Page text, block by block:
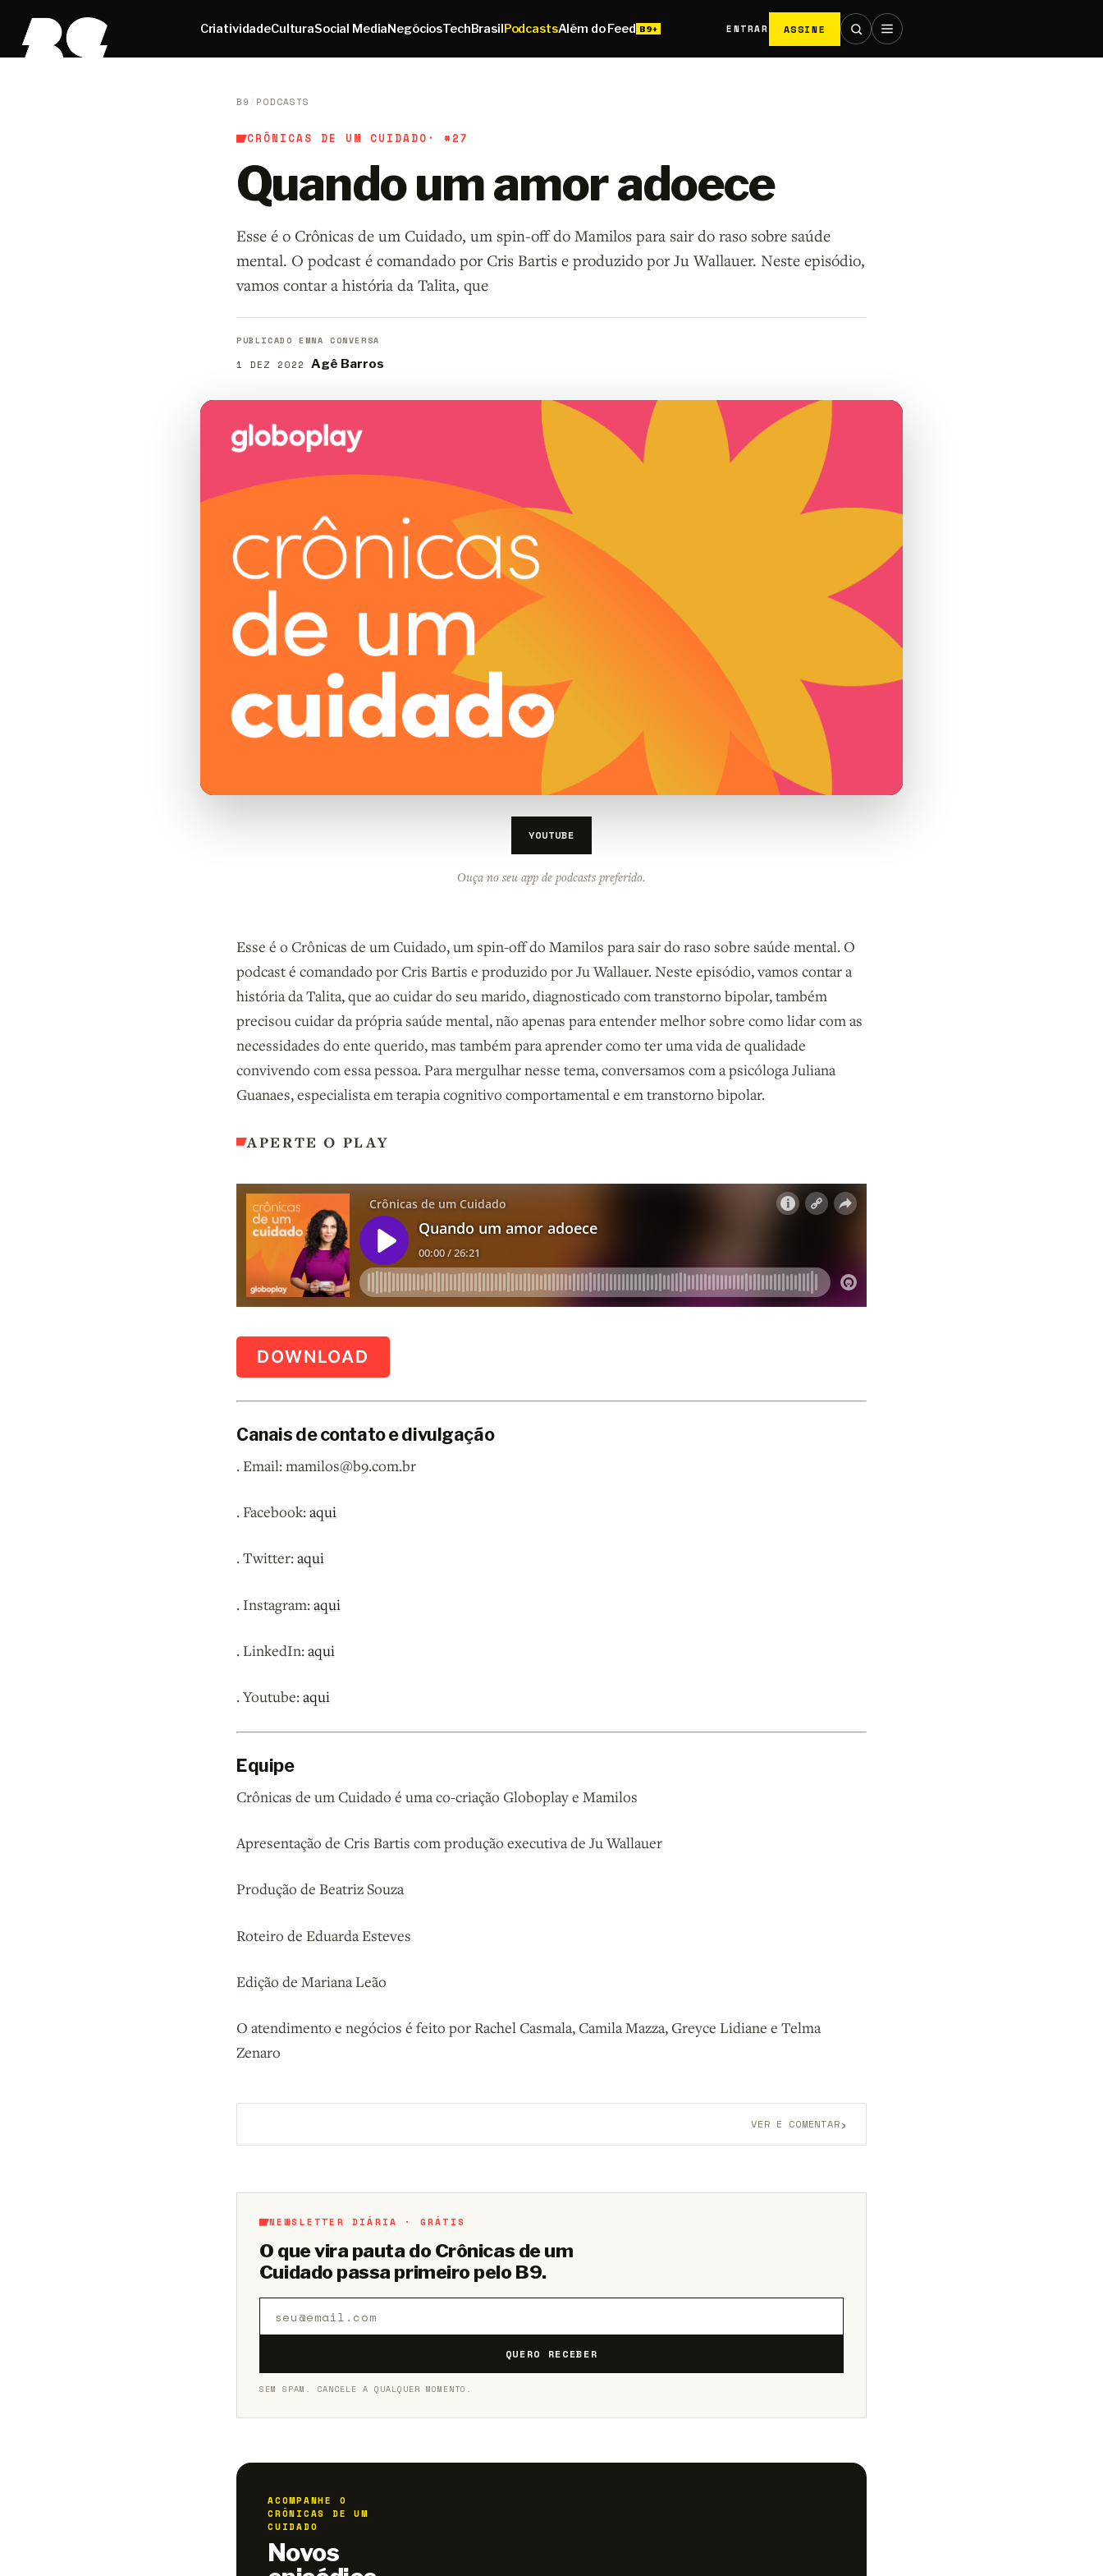
CriatividadeCulturaSocial MediaNegóciosTechBrasilPodcastsAlém do Feed ENTRAR ASSINE
B9 / PODCASTS
CRÔNICAS DE UM CUIDADO · #27
Quando um amor adoece
Esse é o Crônicas de um Cuidado, um spin-off do Mamilos para sair do raso sobre saúde
mental. O podcast é comandado por Cris Bartis e produzido por Ju Wallauer. Neste episódio,
vamos contar a história da Talita, que
PUBLICADO EM
1 DEZ 2022
NA CONVERSA
Agê Barros
YOUTUBE
Ouça no seu app de podcasts preferido.
Esse é o Crônicas de um Cuidado, um spin-off do Mamilos para sair do raso sobre saúde mental. O
podcast é comandado por Cris Bartis e produzido por Ju Wallauer. Neste episódio, vamos contar a
história da Talita, que ao cuidar do seu marido, diagnosticado com transtorno bipolar, também
precisou cuidar da própria saúde mental, não apenas para entender melhor sobre como lidar com as
necessidades do ente querido, mas também para aprender como ter uma vida de qualidade
convivendo com essa pessoa. Para mergulhar nesse tema, conversamos com a psicóloga Juliana
Guanaes, especialista em terapia cognitivo comportamental e em transtorno bipolar.
APERTE O PLAY
DOWNLOAD
Canais de contato e divulgação
. Email: mamilos@b9.com.br
. Facebook:aqui
. Twitter:aqui
. Instagram:aqui
. LinkedIn:aqui
. Youtube:aqui
Equipe
Crônicas de um Cuidado é uma co-criação Globoplay e Mamilos
Apresentação de Cris Bartis com produção executiva de Ju Wallauer
Produção de Beatriz Souza
Roteiro de Eduarda Esteves
Edição de Mariana Leão
O atendimento e negócios é feito por Rachel Casmala, Camila Mazza, Greyce Lidiane e Telma
Zenaro
VER E COMENTAR›
NEWSLETTER DIÁRIA · GRÁTIS
O que vira pauta do Crônicas de um
Cuidado passa primeiro pelo B9.
QUERO RECEBER
SEM SPAM. CANCELE A QUALQUER MOMENTO.
ACOMPANHE O
CRÔNICAS DE UM
CUIDADO
Novos